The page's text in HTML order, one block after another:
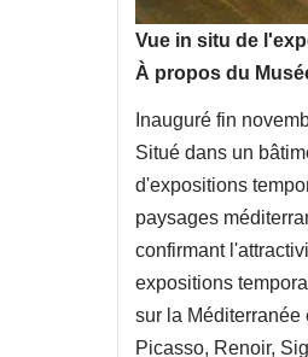
Vue in situ de
À propos du
Inauguré fin
Situé dans un
d'expositions
paysages
confirmant
expositions
sur la Méditerranée
Picasso, Renoir,